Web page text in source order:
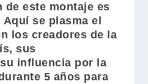
de este montaje es
Aquí se plasma el
los creadores de la
sus
influencia por la
5 años para